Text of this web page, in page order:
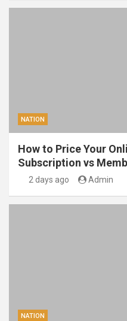
NATION
How to Price Your
Subscription vs
2 days ago Admin
NATION